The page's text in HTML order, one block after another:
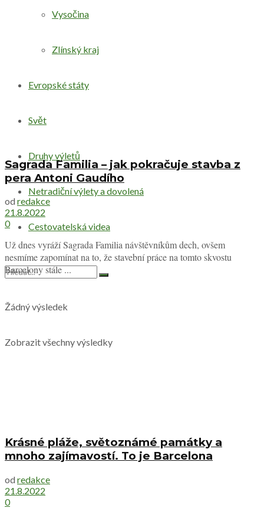
Vysočina
Zlínský kraj
Evropské státy
Svět
Druhy výletů
Netradiční výlety a dovolená
Cestovatelská videa
Žádný výsledek
Zobrazit všechny výsledky
Sagrada Familia – jak pokračuje stavba z
pera Antoni Gaudího
od redakce
21.8.2022
0
Už dnes vyráží Sagrada Familia návštěvníkům dech, ovšem
nesmíme zapomínat na to, že stavební práce na tomto skvostu
Barcelony stále ...
Krásné pláže, světoznámé památky a
mnoho zajímavostí. To je Barcelona
od redakce
21.8.2022
0